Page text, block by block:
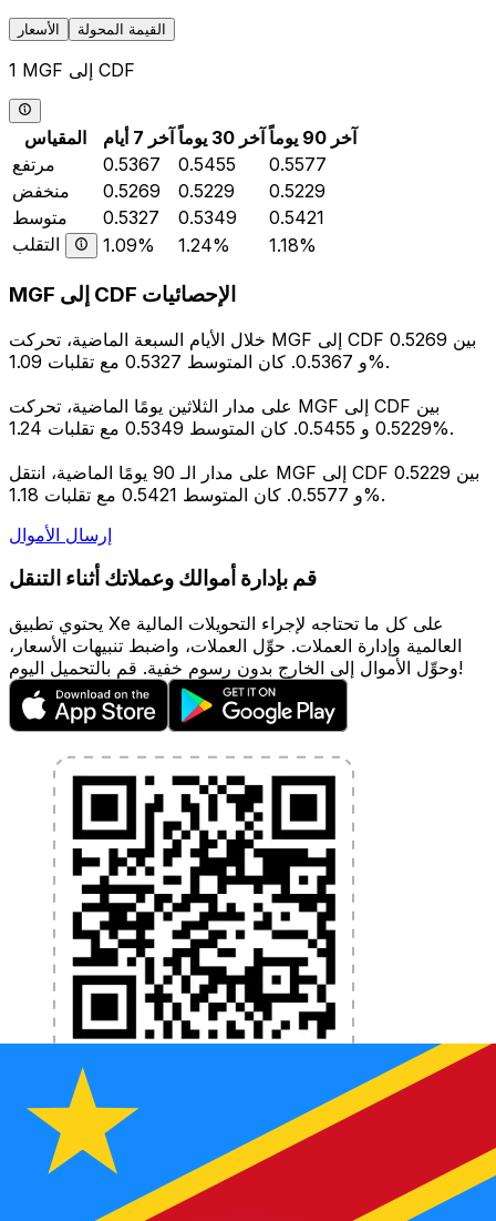
الأسعار القيمة المحولة
1 MGF إلى CDF
المقياس آخر 7 أيام آخر 30 يوماً
آخر 90 يوماً
مرتفع
0.5367 0.5455
0.5577
منخفض
0.5269 0.5229
0.5229
متوسط
0.5327 0.5349
0.5421
التقلب
1.09% 1.24% 1.18%
MGF إلى CDF الإحصائيات
خلال الأيام السبعة الماضية، تحركت MGF إلى CDF بين 0.5269
و 0.5367. كان المتوسط 0.5327 مع تقلبات 1.09%.
على مدار الثلاثين يومًا الماضية، تحركت MGF إلى CDF بين
0.5229 و 0.5455. كان المتوسط 0.5349 مع تقلبات 1.24%.
على مدار الـ 90 يومًا الماضية، انتقل MGF إلى CDF بين 0.5229
و 0.5577. كان المتوسط 0.5421 مع تقلبات 1.18%.
إرسال الأموال
قم بإدارة أموالك وعملاتك أثناء التنقل
يحتوي تطبيق Xe على كل ما تحتاجه لإجراء التحويلات المالية
العالمية وإدارة العملات. حوِّل العملات، واضبط تنبيهات الأسعار،
وحوِّل الأموال إلى الخارج بدون رسوم خفية. قم بالتحميل اليوم!